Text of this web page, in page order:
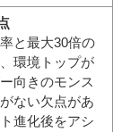
と最大30倍の
環境トップが
向きのモンス
ない欠点があ
進化後をアシ